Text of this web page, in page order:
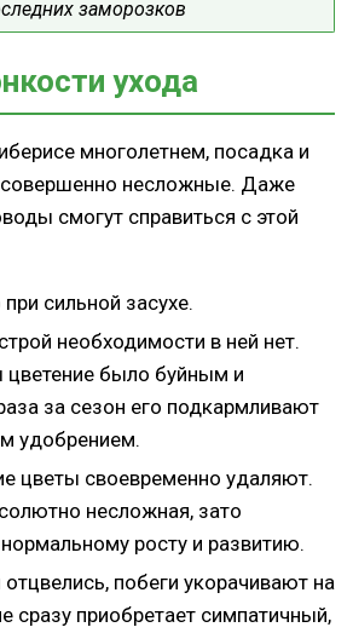
заморозков
ухода
многолетнем, посадка и
несложные. Даже
смогут справиться с этой
сильной засухе.
необходимости в ней нет.
было буйным и
за сезон его подкармливают
удобрением.
цветы своевременно удаляют.
несложная, зато
росту и развитию.
отцвелись, побеги укорачивают на
сразу приобретает симпатичный,